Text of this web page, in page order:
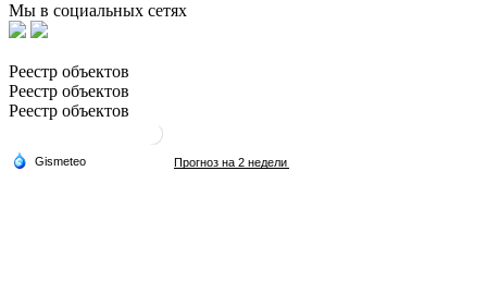
Мы в социальных сетях
Реестр объектов
Реестр объектов
Реестр объектов